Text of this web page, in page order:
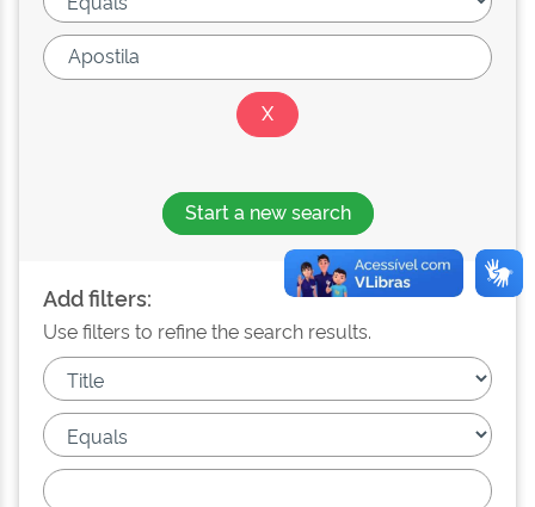
Start a new search
Add filters:
Use filters to refine the search results.